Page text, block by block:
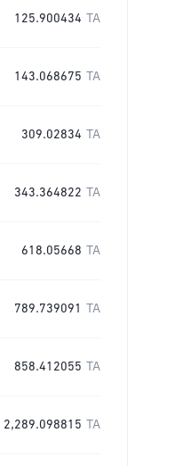
125.900434 TA
143.068675 TA
309.02834 TA
343.364822 TA
618.05668 TA
789.739091 TA
858.412055 TA
2,289.098815 TA